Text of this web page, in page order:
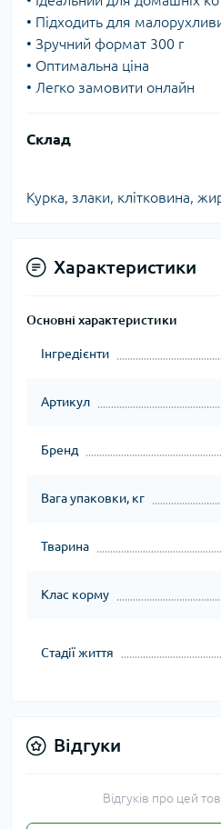
• Підходить для
• Зручний формат 300 г
• Оптимальна ціна
• Легко замовити онлайн
Склад
Курка, злаки, клітковина,
Характеристики
Основні характеристики
Інгредієнти
Артикул
Бренд
Вага упаковки, кг
Тварина
Клас корму
Стадії життя
Відгуки
Відгуків про цей